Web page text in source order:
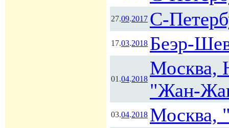
27.09.2017 С-
17.03.2018 Беэр-
01.04.2018
Москва,
"Жан-
03.04.2018 Москва,